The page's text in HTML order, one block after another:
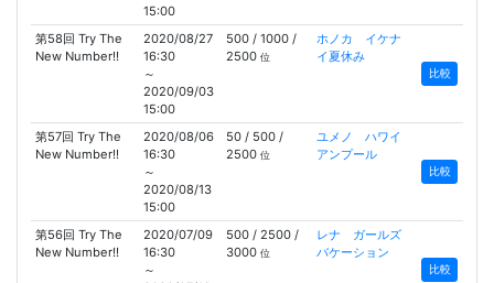
15:00
第58回 Try The
New Number!!
2020/08/27
16:30
～
2020/09/03
15:00
500 / 1000 /
2500位
ホノカ イケナ
イ夏休み
比較
第57回 Try The
New Number!!
2020/08/06
16:30
～
2020/08/13
15:00
50 / 500 /
2500位
ユメノ ハワイ
アンプール
比較
第56回 Try The
New Number!!
2020/07/09
16:30
～
500 / 2500 /
3000位
レナ ガールズ
バケーション
比較